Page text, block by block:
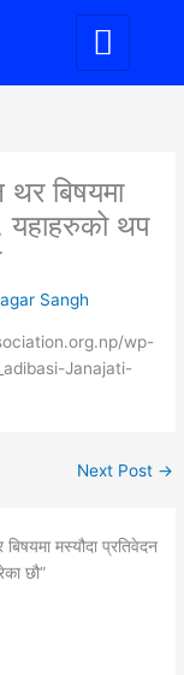
बिषयमा
यहाहरुको थप
Sangh
wp-
Janajati-
Next Post →
मस्यौदा प्रतिवेदन
छौ”